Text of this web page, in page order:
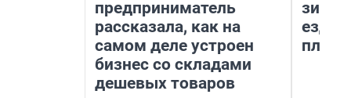
предприниматель
рассказала, как на
самом деле устроен
бизнес со складами
дешевых товаров
ездит